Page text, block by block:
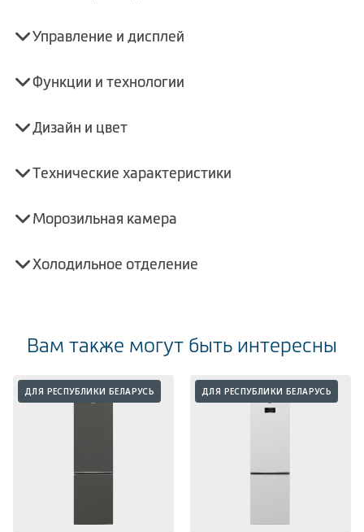
Управление и дисплей
Функции и технологии
Дизайн и цвет
Технические характеристики
Морозильная камера
Холодильное отделение
Вам также могут быть интересны
ДЛЯ РЕСПУБЛИКИ БЕЛАРУСЬ ДЛЯ РЕСПУБЛИКИ БЕЛАРУСЬ